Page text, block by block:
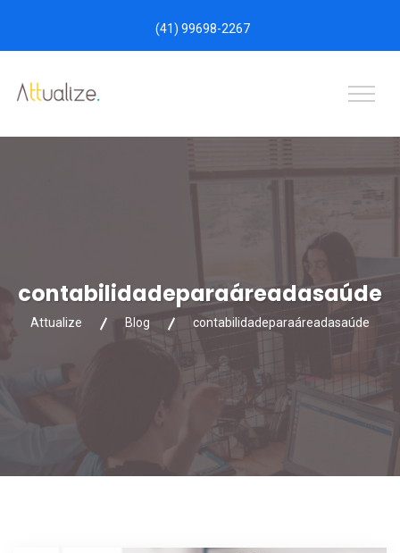
(41) 99698-2267
contabilidadeparaáreadasaúde
Attualize Blog contabilidadeparaáreadasaúde